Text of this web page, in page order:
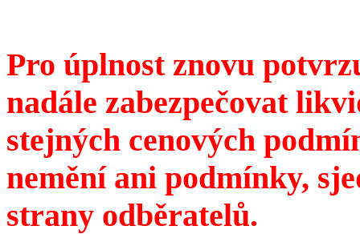
Pro úplnost znovu
nadále zabezpečovat
stejných cenových
nemění ani podmínky,
strany odběratelů.